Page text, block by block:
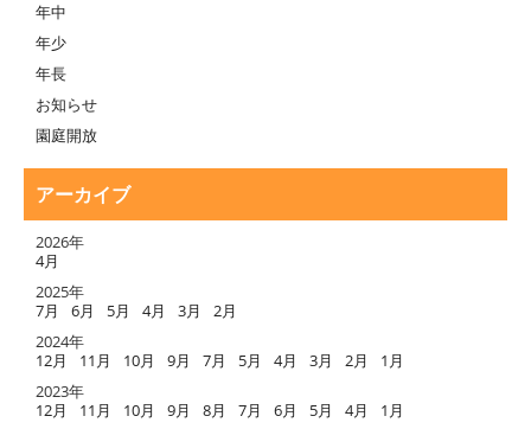
年中
年少
年長
お知らせ
園庭開放
アーカイブ
2026年
4月
2025年
7月
6月 5月 4月 3月
2月
2024年
12月
11月 10月 9月 7月 5月 4月 3月 2月
1月
2023年
12月
11月 10月 9月 8月 7月 6月 5月 4月
1月